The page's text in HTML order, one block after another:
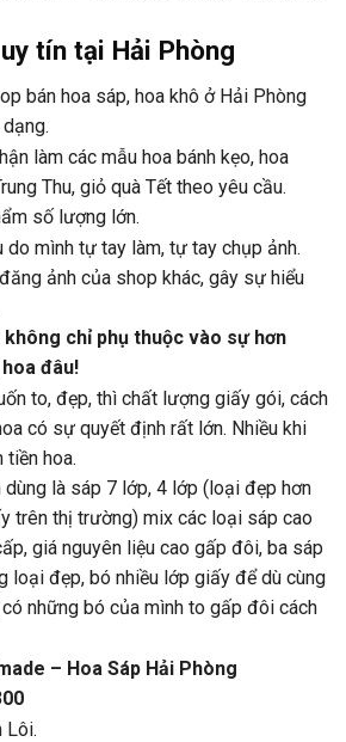
tín tại Hải Phòng
bán hoa sáp, hoa khô ở Hải Phòng
làm các mẫu hoa bánh kẹo, hoa
Thu, giỏ quà Tết theo yêu cầu.
số lượng lớn.
do mình tự tay làm, tự tay chụp ảnh.
ảnh của shop khác, gây sự hiểu
không chỉ phụ thuộc vào sự hơn
đâu!
to, đẹp, thì chất lượng giấy gói, cách
có sự quyết định rất lớn. Nhiều khi
tiền hoa.
dùng là sáp 7 lớp, 4 lớp (loại đẹp hơn
trên thị trường) mix các loại sáp cao
giá nguyên liệu cao gấp đôi, ba sáp
loại đẹp, bó nhiều lớp giấy để dù cùng
những bó của mình to gấp đôi cách
– Hoa Sáp Hải Phòng
Lôi.